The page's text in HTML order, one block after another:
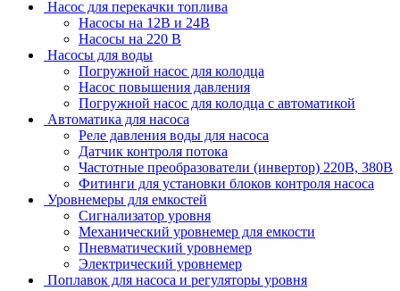
Насос для перекачки топлива
Насосы на 12В и 24В
Насосы на 220 В
Насосы для воды
Погружной насос для колодца
Насос повышения давления
Погружной насос для колодца с автоматикой
Автоматика для насоса
Реле давления воды для насоса
Датчик контроля потока
Частотные преобразователи (инвертор) 220В, 380В
Фитинги для установки блоков контроля насоса
Уровнемеры для емкостей
Сигнализатор уровня
Механический уровнемер для емкости
Пневматический уровнемер
Электрический уровнемер
Поплавок для насоса и регуляторы уровня